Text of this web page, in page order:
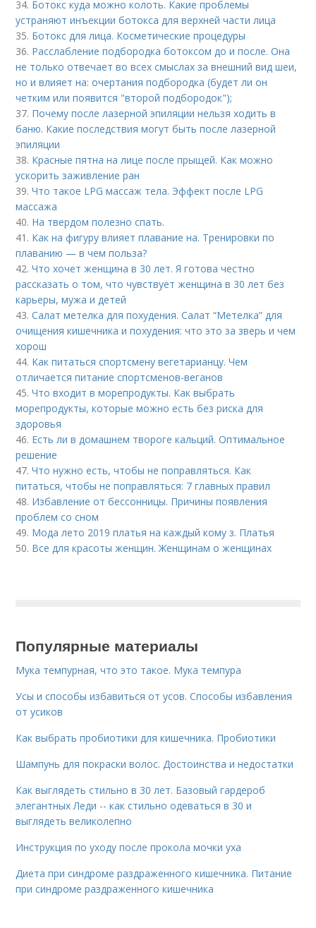
34. Ботокс куда можно колоть. Какие проблемы
устраняют инъекции ботокса для верхней части лица
35. Ботокс для лица. Косметические процедуры
36. Расслабление подбородка ботоксом до и после. Она
не только отвечает во всех смыслах за внешний вид шеи,
но и влияет на: очертания подбородка (будет ли он
четким или появится "второй подбородок");
37. Почему после лазерной эпиляции нельзя ходить в
баню. Какие последствия могут быть после лазерной
эпиляции
38. Красные пятна на лице после прыщей. Как можно
ускорить заживление ран
39.Что такое LPG массаж тела. Эффект после LPG
массажа
40. На твердом полезно спать.
41. Как на фигуру влияет плавание на. Тренировки по
плаванию — в чем польза?
42.Что хочет женщина в 30 лет. Я готова честно
рассказать о том, что чувствует женщина в 30 лет без
карьеры, мужа и детей
43.Салат метелка для похудения. Салат “Метелка” для
очищения кишечника и похудения: что это за зверь и чем
хорош
44. Как питаться спортсмену вегетарианцу. Чем
отличается питание спортсменов-веганов
45.Что входит в морепродукты. Как выбрать
морепродукты, которые можно есть без риска для
здоровья
46. Есть ли в домашнем твороге кальций. Оптимальное
решение
47.Что нужно есть, чтобы не поправляться. Как
питаться, чтобы не поправляться: 7 главных правил
48. Избавление от бессонницы. Причины появления
проблем со сном
49. Мода лето 2019 платья на каждый кому з. Платья
50. Все для красоты женщин. Женщинам о женщинах
Популярные материалы
Мука темпурная, что это такое. Мука темпура
Усы и способы избавиться от усов. Способы избавления
от усиков
Как выбрать пробиотики для кишечника. Пробиотики
Шампунь для покраски волос. Достоинства и недостатки
Как выглядеть стильно в 30 лет. Базовый гардероб
элегантных Леди -- как стильно одеваться в 30 и
выглядеть великолепно
Инструкция по уходу после прокола мочки уха
Диета при синдроме раздраженного кишечника. Питание
при синдроме раздраженного кишечника